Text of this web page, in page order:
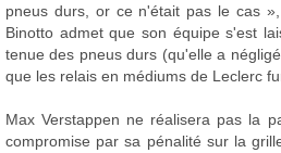
pneus durs, or ce n'était pas le cas
Binotto admet que son équipe s'est
tenue des pneus durs (qu'elle a
que les relais en médiums de Leclerc
Max Verstappen ne réalisera pas la
compromise par sa pénalité sur la